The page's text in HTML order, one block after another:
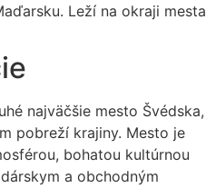
Leží na okraji mesta
najväčšie mesto Švédska,
pobreží krajiny. Mesto je
bohatou kultúrnou
a obchodným